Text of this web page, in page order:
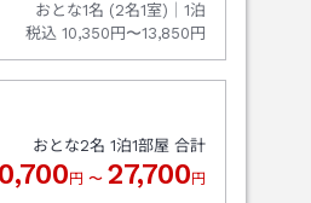
おとな1名 (2名1室)｜ 1泊
税込 10,350円〜13,850円
おとな2名 1泊1部屋 合計
円 〜 27,700 円